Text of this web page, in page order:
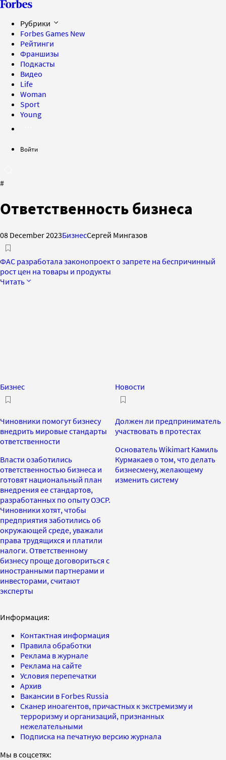
Рубрики
Forbes Games New
Рейтинги
Франшизы
Подкасты
Видео
Life
Woman
Sport
Young
Войти
#
Ответственность бизнеса
08 December 2023БизнесСергей Мингазов
ФАС разработала законопроект о запрете на беспричинный
рост цен на товары и продукты
Читать
Бизнес
Чиновники помогут бизнесу
внедрить мировые стандарты
ответственности
Власти озаботились
ответственностью бизнеса и
готовят национальный план
внедрения ее стандартов,
разработанных по опыту ОЭСР.
Чиновники хотят, чтобы
предприятия заботились об
окружающей среде, уважали
права трудящихся и платили
налоги. Ответственному
бизнесу проще договориться с
иностранными партнерами и
инвесторами, считают
эксперты
Новости
Должен ли предприниматель
участвовать в протестах
Основатель Wikimart Камиль
Курмакаев о том, что делать
бизнесмену, желающему
изменить систему
Информация:
Контактная информация
Правила обработки
Реклама в журнале
Реклама на сайте
Условия перепечатки
Архив
Вакансии в Forbes Russia
Сканер иноагентов, причастных к экстремизму и
терроризму и организаций, признанных
нежелательными
Подписка на печатную версию журнала
Мы в соцсетях: